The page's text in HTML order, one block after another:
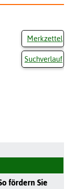
Merkzettel
Suchverlauf
fördern Sie